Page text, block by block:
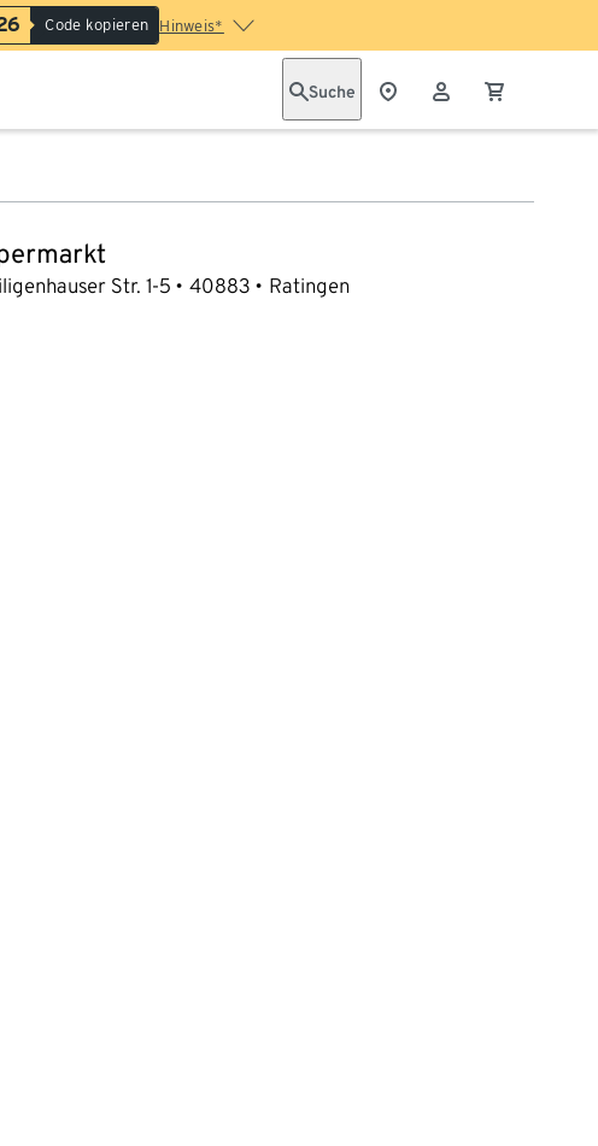
Code kopieren Hinweis*
Suche
Str. 1-5 40883 Ratingen